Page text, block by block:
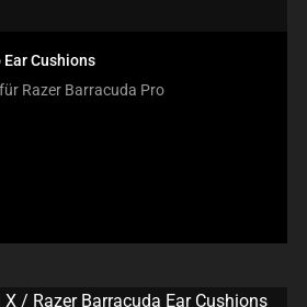
Ear Cushions
Razer Barracuda Pro